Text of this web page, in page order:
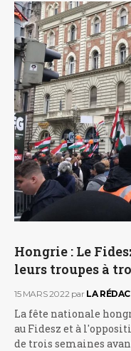
Hongrie : Le
leurs troupes à
15 MARS 2022 par LA
La fête nationale
au Fidesz et à
de trois semaines